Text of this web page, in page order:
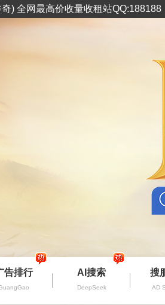
奇) 全网最高价收量收租站
告排行 AI搜索
DeepSeek
搜
AD